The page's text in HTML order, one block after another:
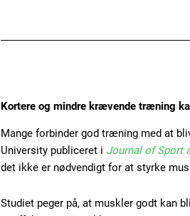
Kortere og mindre krævende træning
Mange forbinder god træning med at
University publiceret i Journal of Sport
det ikke er nødvendigt for at styrke
Studiet peger på, at muskler godt kan